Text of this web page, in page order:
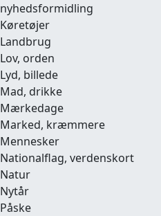
nyhedsformidling
Køretøjer
Landbrug
Lov, orden
Lyd, billede
Mad, drikke
Mærkedage
Marked, kræmmere
Mennesker
Nationalflag, verdenskort
Natur
Nytår
Påske